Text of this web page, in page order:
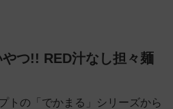
つ!! RED汁なし担々麺
トの「でかまる」シリーズから